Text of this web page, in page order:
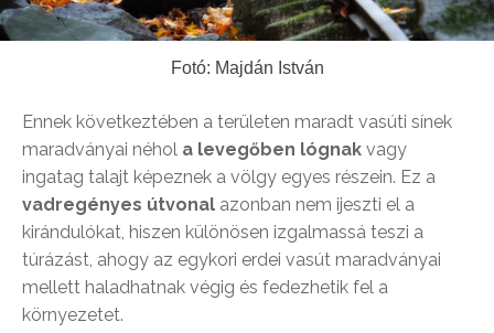
Fotó: Majdán István
Ennek következtében a területen maradt vasúti sínek
maradványai néhol a levegőben lógnak vagy
ingatag talajt képeznek a völgy egyes részein. Ez a
vadregényes útvonal azonban nem ijeszti el a
kirándulókat, hiszen különösen izgalmassá teszi a
túrázást, ahogy az egykori erdei vasút maradványai
mellett haladhatnak végig és fedezhetik fel a
környezetet.